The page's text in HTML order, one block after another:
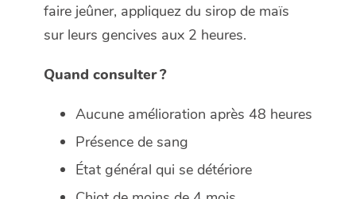
faire jeûner, appliquez du sirop de maïs
sur leurs gencives aux 2 heures.
Quand consulter ?
Aucune amélioration après 48 heures
Présence de sang
État général qui se détériore